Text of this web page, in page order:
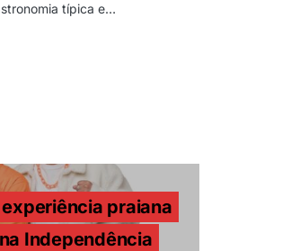
típica e…
praiana
Independência